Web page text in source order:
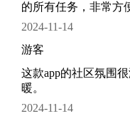
的所有任务，非常方
2024-11-14
游客
这款app的社区氛围
暖。
2024-11-14